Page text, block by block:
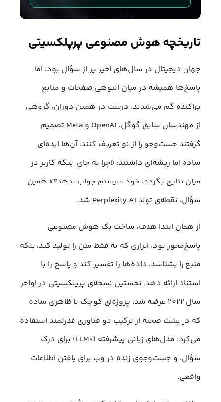
تاریخچه هوش مصنوعی پرپلکسیتی
جهان دیجیتال در سال‌های اخیر پر از سؤال بود، اما
پاسخ‌ها همیشه در میان انبوهی صفحات و منابع
پراکنده گم می‌شدند. درست در همین دوران، گروهی
از مهندسان سابق گوگل، OpenAI و Meta تصمیم
گرفتند جست‌وجو را از نو تعریف کنند. آن‌ها ایده‌ای
ساده اما ریشه‌ای داشتند: «چرا به جای اینکه کاربر در
میان نتایج بگردد، خود سیستم جواب ندهد؟» همین
سؤال، نقطه‌ی تولد Perplexity AI شد.
از همان ابتدا هدف، ساخت یک هوش مصنوعی
پاسخ‌محور بود، ابزاری که نه فقط متن را تولید کند، بلکه
منبع را بشناسد، داده‌ها را تفسیر کند و پاسخ را با
استناد ارائه دهد. نخستین نسخه‌ی پرپلکسیتی در اواخر
سال ۲۰۲۲ عرضه شد. پروژه‌ای کوچک با ظاهری ساده
که در پشت صحنه از ترکیب دو فناوری قدرتمند استفاده
می‌کرد: مدل‌های زبانی پیشرفته (LLMs) برای درک
سؤال، و جست‌وجوی زنده در وب برای یافتن اطلاعات
واقعی.